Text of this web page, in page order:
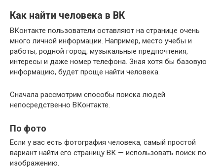
Как найти человека в ВК
ВКонтакте пользователи оставляют на странице очень
много личной информации. Например, место учебы и
работы, родной город, музыкальные предпочтения,
интересы и даже номер телефона. Зная хотя бы базовую
информацию, будет проще найти человека.
Сначала рассмотрим способы поиска людей
непосредственно ВКонтакте.
По фото
Если у вас есть фотография человека, самый простой
вариант найти его страницу ВК — использовать поиск по
изображению.